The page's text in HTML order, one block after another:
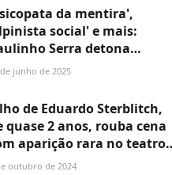
da mentira',
social' e mais:
Serra detona
Sterblitch e faz grave
da Globo
junho de 2025
de Eduardo Sterblitch,
quase 2 anos, rouba cena
aparição rara no teatro
a mulher do ator, Louise
outubro de 2024